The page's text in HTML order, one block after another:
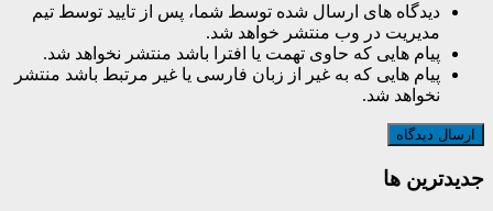
دیدگاه های ارسال شده توسط شما، پس از تایید توسط تیم
مدیریت در وب منتشر خواهد شد.
پیام هایی که حاوی تهمت یا افترا باشد منتشر نخواهد شد.
پیام هایی که به غیر از زبان فارسی یا غیر مرتبط باشد منتشر
نخواهد شد.
جديدترين ها